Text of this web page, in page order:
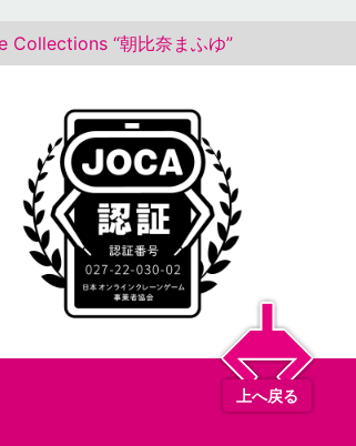
Collections “朝比奈まふゆ”
上へ戻る